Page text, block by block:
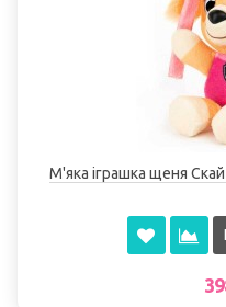
М'яка іграшка щеня